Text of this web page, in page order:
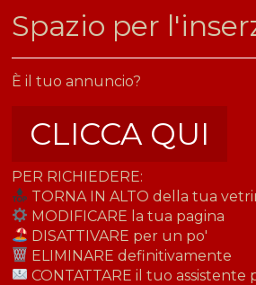
​Spazio per
È il tuo annuncio?
CLICCA QUI
PER RICHIEDERE:
TORNA IN ALTO della tua
MODIFICARE la tua pagina
DISATTIVARE per un po'
ELIMINARE definitivamente
CONTATTARE il tuo assistente